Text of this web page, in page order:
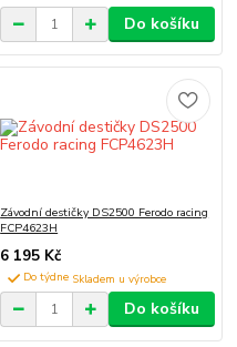
Do košíku
Závodní destičky DS2500 Ferodo racing
FCP4623H
6 195 Kč
Do týdne
Do košíku